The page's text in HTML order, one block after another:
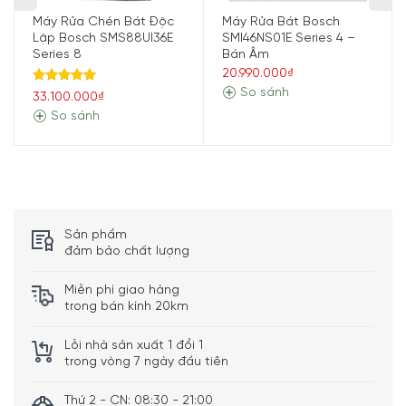
Động cơ EcoSilence DriveTM tiết kiệm, hiệu
quả
Máy Rửa Bát Bosch SMS4ECI14E Series 4 Độc Lập được
trang bị động cơ EcoSilence DriveTM, một công nghệ
mạnh mẽ và bền bỉ. Động cơ này không chỉ hoạt động
Máy Rửa Chén Bát Độc
Lập Bosch SMS88UI36E
Series 8
Được xếp
5 sao
33.100.000₫
So sánh
Máy Rửa Bát Bosch
SMI46NS01E Series 4 –
Bán Âm
20.990.000₫
So sánh
Sản phẩm
đảm bảo chất lượng
Miễn phí giao hàng
trong bán kính 20km
Lỗi nhà sản xuất 1 đổi 1
trong vòng 7 ngày đầu tiên
Thứ 2 - CN: 08:30 - 21:00